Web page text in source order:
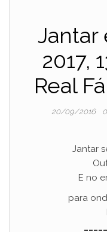
Jantar
2017,
Real
20/09/2016 0
Jantar
E no
para